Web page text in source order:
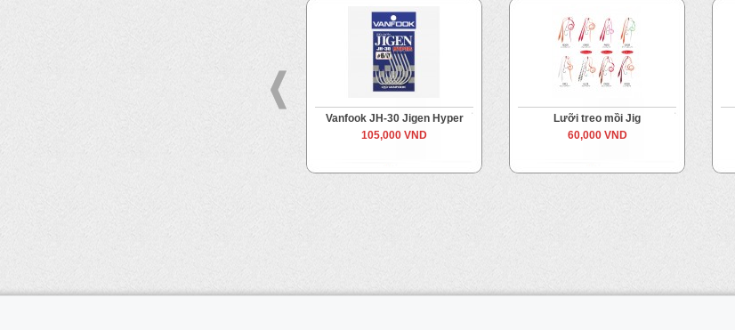
Vanfook JH-30 Jigen Hyper
105,000 VND
Lưỡi treo mồi Jig
60,000 VND